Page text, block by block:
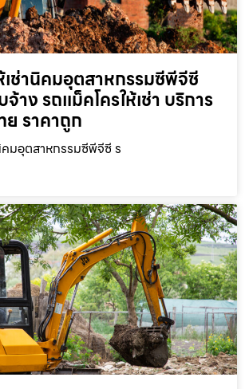
เช่านิคมอุตสาหกรรมซีพีจีซี
าง รถแม็คโครให้เช่า บริการ
ราคาถูก
คมอุตสาหกรรมซีพีจีซี ร